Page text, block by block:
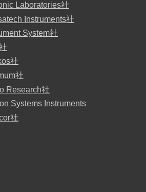
Laboratories社
Instruments社
System社
社
社
Research社
Systems Instruments
社